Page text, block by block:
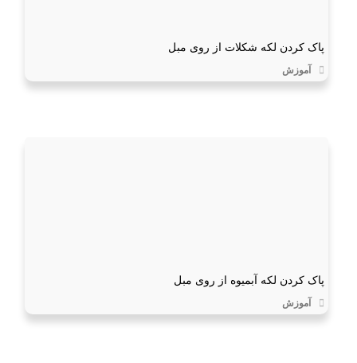
پاک کردن لکه شکلات از روی مبل
آموزش
پاک کردن لکه آبمیوه از روی مبل
آموزش